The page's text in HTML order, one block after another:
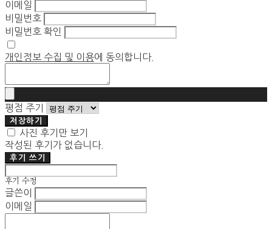
이메일
비밀번호
비밀번호 확인
개인정보 수집 및 이용에 동의합니다.
평점 주기
저장하기
사진 후기만 보기
작성된 후기가 없습니다.
후기 쓰기
후기 수정
글쓴이
이메일